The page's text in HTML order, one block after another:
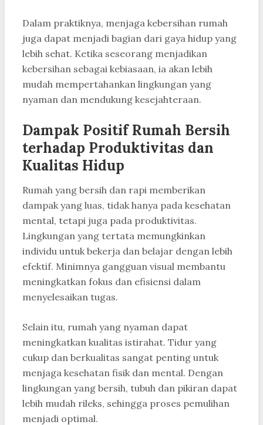
Dalam praktiknya, menjaga kebersihan rumah
juga dapat menjadi bagian dari gaya hidup yang
lebih sehat. Ketika seseorang menjadikan
kebersihan sebagai kebiasaan, ia akan lebih
mudah mempertahankan lingkungan yang
nyaman dan mendukung kesejahteraan.
Dampak Positif Rumah Bersih
terhadap Produktivitas dan
Kualitas Hidup
Rumah yang bersih dan rapi memberikan
dampak yang luas, tidak hanya pada kesehatan
mental, tetapi juga pada produktivitas.
Lingkungan yang tertata memungkinkan
individu untuk bekerja dan belajar dengan lebih
efektif. Minimnya gangguan visual membantu
meningkatkan fokus dan efisiensi dalam
menyelesaikan tugas.
Selain itu, rumah yang nyaman dapat
meningkatkan kualitas istirahat. Tidur yang
cukup dan berkualitas sangat penting untuk
menjaga kesehatan fisik dan mental. Dengan
lingkungan yang bersih, tubuh dan pikiran dapat
lebih mudah rileks, sehingga proses pemulihan
menjadi optimal.